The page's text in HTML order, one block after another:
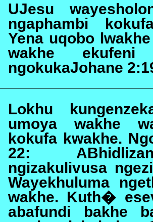
UJesu
ngaphambi
Yena uqobo
wakhe ekufeni
ngokukaJohane
Lokhu
umoya wakhe
kokufa kwakhe.
22:
ngizakulivusa
Wayekhuluma
wakhe. Kuth�
abafundi bakhe